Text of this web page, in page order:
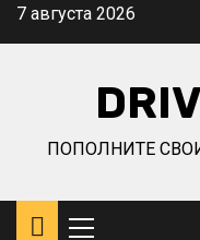
Перейти
7 августа 2026
ПОПОЛНИТЕ
Основное